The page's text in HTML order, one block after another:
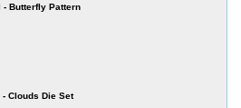
- Butterfly Pattern
Clouds Die Set